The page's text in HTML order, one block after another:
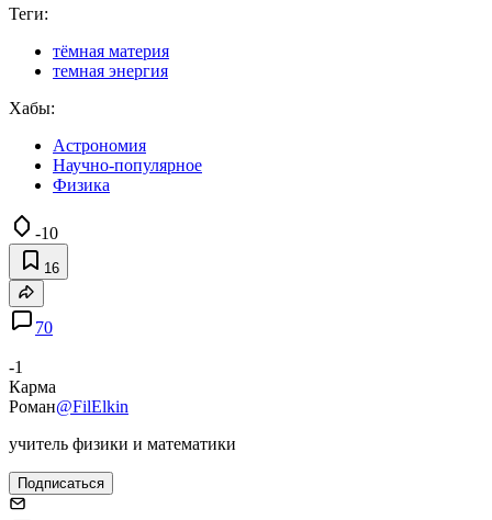
Теги:
тёмная материя
темная энергия
Хабы:
Астрономия
Научно-популярное
Физика
-10
16
70
-1
Карма
Роман@FilElkin
учитель физики и математики
Подписаться